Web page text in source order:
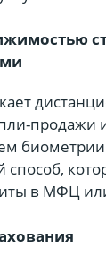
продажи
способ,
в МФЦ